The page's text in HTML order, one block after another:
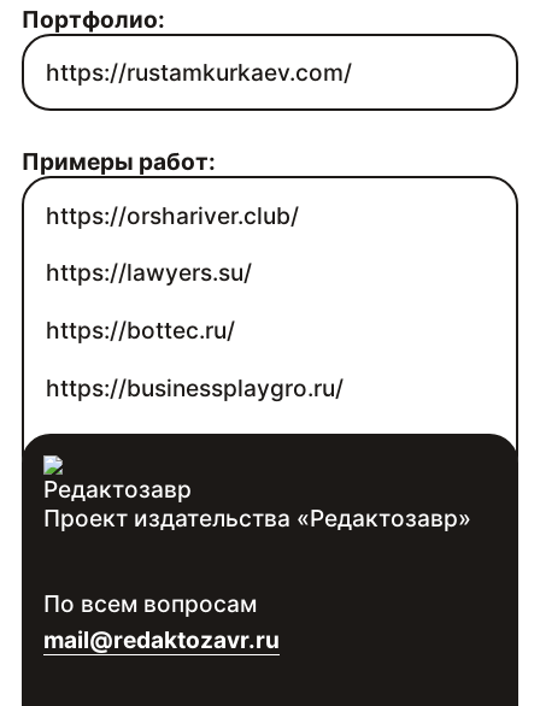
Портфолио:
https://rustamkurkaev.com/
Примеры работ:
https://orshariver.club/
https://lawyers.su/
https://bottec.ru/
https://businessplaygro.ru/
Контакты:
Войдите
специалиста
Проект издательства «Редактозавр»
По всем вопросам
mail@redaktozavr.ru